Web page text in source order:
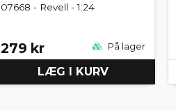
07668 - Revell - 1:24
279 kr På lager
LÆG I KURV